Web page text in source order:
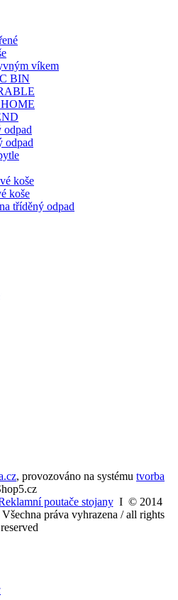
složky
víkem
BIN
HOME
odpad
koše
koše
tříděný odpad
práva vyhrazena / all rights